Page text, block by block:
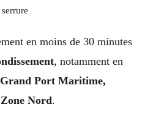
en moins de 30 minutes
, notamment en
Grand Port Maritime,
Nord.